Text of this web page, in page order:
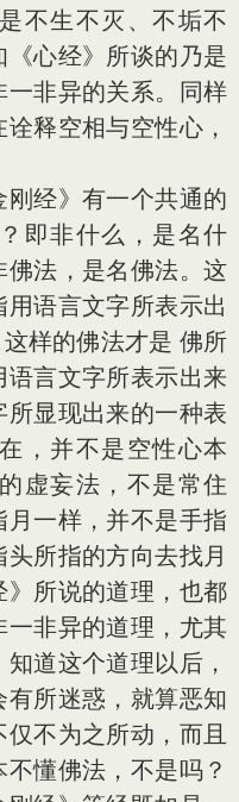
不生不灭、不垢不
心经》所谈的乃是
非异的关系。同样
释空相与空性心，
经》有一个共通的
即非什么，是名什
法，是名佛法。这
语言文字所表示出
样的佛法才是 佛所
言文字所表示出来
显现出来的一种表
，并不是空性心本
虚妄法，不是常住
一样，并不是手指
所指的方向去找月
所说的道理，也都
非异的道理，尤其
道这个道理以后，
有所迷惑，就算恶知
不为之所动，而且
懂佛法，不是吗？